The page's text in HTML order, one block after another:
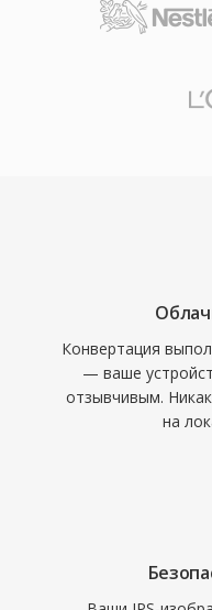
Конвертация
— ваше
отзывчивым.
на